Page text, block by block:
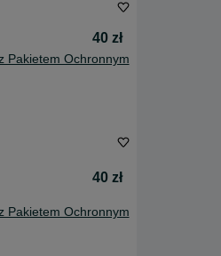
40 zł
Pakietem Ochronnym
40 zł
Pakietem Ochronnym